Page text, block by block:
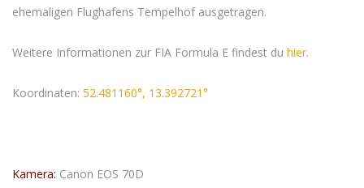
ehemaligen Flughafens Tempelhof ausgetragen.
Weitere Informationen zur FIA Formula E findest du hier.
Koordinaten: 52.481160°, 13.392721°
Kamera: Canon EOS 70D